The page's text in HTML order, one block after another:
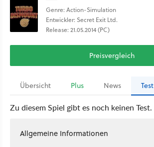
Genre: Action-Simulation
Entwickler: Secret Exit Ltd.
Release: 21.05.2014 (PC)
Preisvergleich
Übersicht Plus News Test
Zu diesem Spiel gibt es noch keinen Test.
Allgemeine Informationen